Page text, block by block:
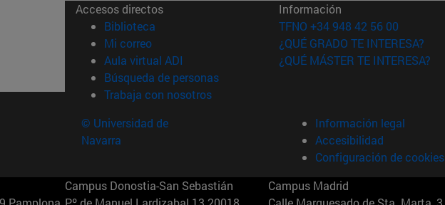
Accesos directos
Biblioteca (abre en nueva ventana)
Mi correo(abre en nueva ventana)
Aula virtual ADI (abre en nueva ventana)
Búsqueda de personas(abre en nueva ventana)
Trabaja con nosotros(abre en nueva ventana)
Información
TFNO +34 948 42 56 00
¿QUÉ GRADO TE INTERESA?
¿QUÉ MÁSTER TE INTERESA?
© Universidad de
Navarra
Información legal
Accesibilidad
Configuración de cookies
Campus Donostia-San Sebastián
Campus Madrid